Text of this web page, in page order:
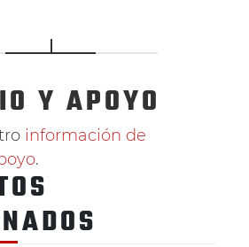
Y APOYO
información de
.